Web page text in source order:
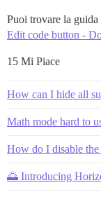
Puoi trovare la
Edit code button -
15 Mi Piace
How can I hide all
Math mode hard to
How do I disable the
🌅 Introducing